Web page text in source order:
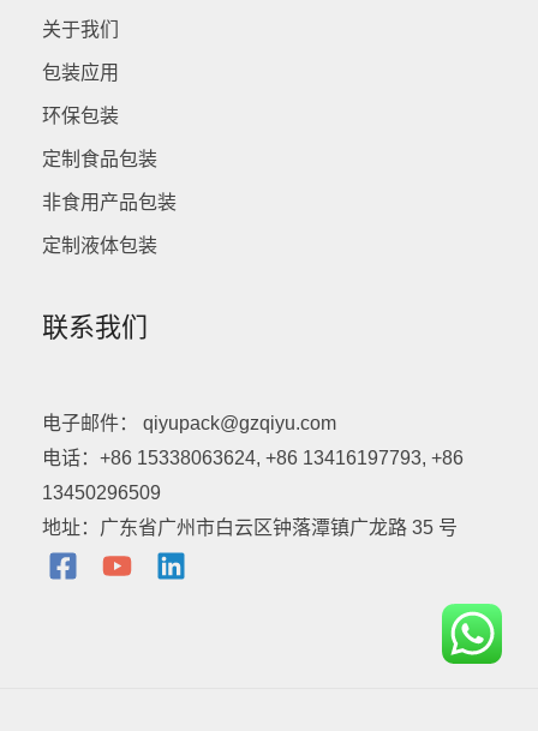
关于我们
包装应用
环保包装
定制食品包装
非食用产品包装
定制液体包装
联系我们
电子邮件： qiyupack@gzqiyu.com
电话：+86 15338063624, +86 13416197793, +86
13450296509
地址：广东省广州市白云区钟落潭镇广龙路 35 号